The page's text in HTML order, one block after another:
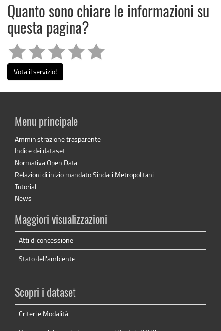
Quanto sono chiare le informazioni su
questa pagina?
Vota il servizio!
Menu principale
Amministrazione trasparente
Indice dei dataset
Normativa Open Data
Relazioni di inizio mandato Sindaci Metropolitani
Tutorial
News
Maggiori visualizzazioni
Atti di concessione
Stato dell'ambiente
Scopri i dataset
Criteri e Modalità